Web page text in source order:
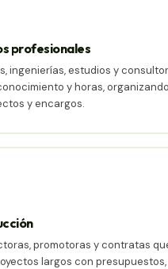
profesionales
ingenierías, estudios y
y horas,
y encargos.
promotoras y contratas
largos con presupuestos,